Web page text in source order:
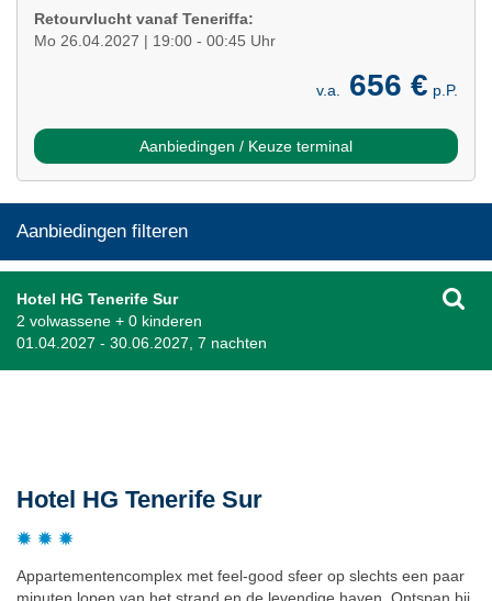
Retourvlucht vanaf Teneriffa:
Mo 26.04.2027 | 19:00 - 00:45 Uhr
v.a. 656 € p.P.
Aanbiedingen / Keuze terminal
Aanbiedingen filteren
Hotel HG Tenerife Sur
2 volwassene + 0 kinderen
01.04.2027 - 30.06.2027, 7 nachten
Hotel HG Tenerife Sur
Appartementencomplex met feel-good sfeer op slechts een paar
minuten lopen van het strand en de levendige haven. Ontspan bij